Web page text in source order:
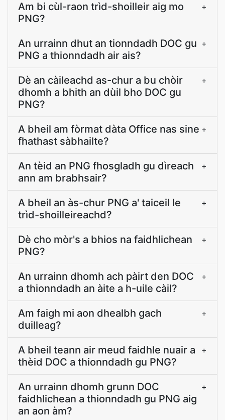
Am bi cùl-raon trìd-shoilleir aig mo
PNG?
+
An urrainn dhut an tionndadh DOC gu
PNG a thionndadh air ais?
+
Dè an càileachd as-chur a bu chòir
dhomh a bhith an dùil bho DOC gu
PNG?
+
A bheil am fòrmat dàta Office nas sine
fhathast sàbhailte?
+
An tèid an PNG fhosgladh gu dìreach
ann am brabhsair?
+
A bheil an às-chur PNG a' taiceil le
trìd-shoilleireachd?
+
Dè cho mòr's a bhios na faidhlichean
PNG?
+
An urrainn dhomh ach pàirt den DOC
a thionndadh an àite a h-uile càil?
+
Am faigh mi aon dhealbh gach
duilleag?
+
A bheil teann air meud faidhle nuair a
thèid DOC a thionndadh gu PNG?
+
An urrainn dhomh grunn DOC
faidhlichean a thionndadh gu PNG aig
an aon àm?
+